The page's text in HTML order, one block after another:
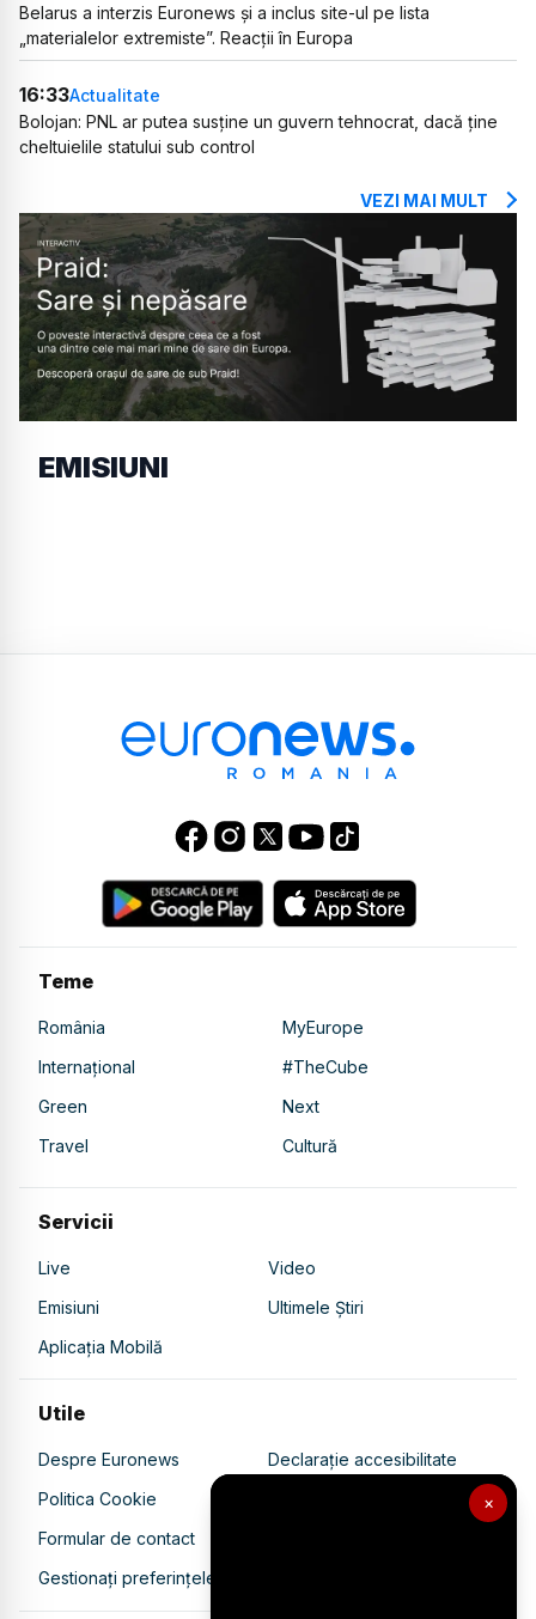
×
Belarus a interzis Euronews și a inclus site-ul pe lista
„materialelor extremiste”. Reacții în Europa
16:33Actualitate
Bolojan: PNL ar putea susține un guvern tehnocrat, dacă ține
cheltuielile statului sub control
VEZI MAI MULT
EMISIUNI
Teme
România
MyEurope
Internațional
#TheCube
Green
Next
Travel
Cultură
Servicii
Live
Video
Emisiuni
Ultimele Știri
Aplicația Mobilă
Utile
Despre Euronews
Declarație accesibilitate
Politica Cookie
Politica de confidențialitate
Formular de contact
Gestionați preferințele